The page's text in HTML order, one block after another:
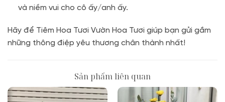
và niềm vui cho cô ấy/anh ấy.
Hãy để Tiêm Hoa Tươi Vườn Hoa Tươi giúp bạn gửi gắm
những thông điệp yêu thương chân thành nhất!
Sản phẩm liên quan